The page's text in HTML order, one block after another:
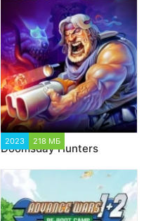
2023 218 МБ
Doomsday Hunters